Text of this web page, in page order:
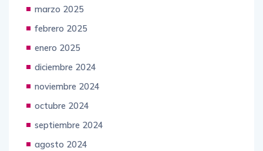
marzo 2025
febrero 2025
enero 2025
diciembre 2024
noviembre 2024
octubre 2024
septiembre 2024
agosto 2024